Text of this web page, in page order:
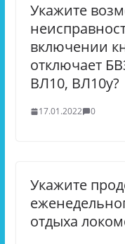
Укажите
включении
отключает
ВЛ10, ВЛ10у?
17.01.2022 0
Укажите
отдыха